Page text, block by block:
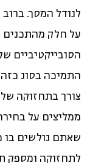
לגודל המסך.
על חלק
הסובייקטיביים
התמיכה בסוג
צורך בתחזוקה
ממליצים על
שאתם גולשים בו
לתחזוקה ומספק